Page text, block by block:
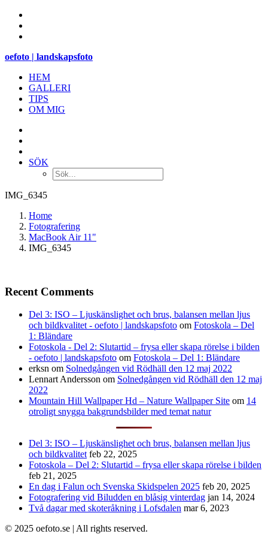
oefoto | landskapsfoto
HEM
GALLERI
TIPS
OM MIG
SÖK
IMG_6345
Home
Fotografering
MacBook Air 11"
IMG_6345
Recent Comments
Del 3: ISO – Ljuskänslighet och brus, balansen mellan ljus
och bildkvalitet - oefoto | landskapsfoto om Fotoskola – Del
1: Bländare
Fotoskola - Del 2: Slutartid – frysa eller skapa rörelse i bilden
- oefoto | landskapsfoto om Fotoskola – Del 1: Bländare
erksn om Solnedgången vid Rödhäll den 12 maj 2022
Lennart Andersson om Solnedgången vid Rödhäll den 12 maj
2022
Mountain Hill Wallpaper Hd – Nature Wallpaper Site om 14
otroligt snygga bakgrundsbilder med temat natur
Del 3: ISO – Ljuskänslighet och brus, balansen mellan ljus
och bildkvalitet feb 22, 2025
Fotoskola – Del 2: Slutartid – frysa eller skapa rörelse i bilden
feb 21, 2025
En dag i Falun och Svenska Skidspelen 2025 feb 20, 2025
Fotografering vid Biludden en blåsig vinterdag jan 14, 2024
Två dagar med skoteråkning i Lofsdalen mar 6, 2023
© 2025 oefoto.se | All rights reserved.